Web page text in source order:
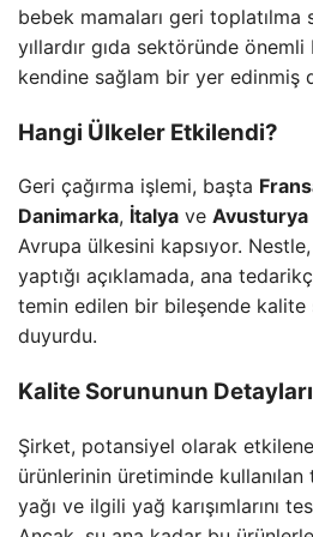
bebek mamaları geri toplatılma
yıllardır gıda sektöründe
kendine sağlam bir yer edinmiş
Hangi Ülkeler Etkilendi?
Geri çağırma işlemi, başta
Danimarka, İtalya ve Avusturya
Avrupa ülkesini kapsıyor.
yaptığı açıklamada, ana
temin edilen bir bileşende kalite
duyurdu.
Kalite Sorununun Detayları
Şirket, potansiyel olarak
ürünlerinin üretiminde
yağı ve ilgili yağ karışımlarını